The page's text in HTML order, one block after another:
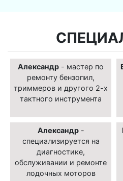
Александр - мастер по
ремонту бензопил,
триммеров и другого 2-х
тактного инструмента
Александр-
специализируется на
диагностике,
обслуживании и ремонте
лодочных моторов